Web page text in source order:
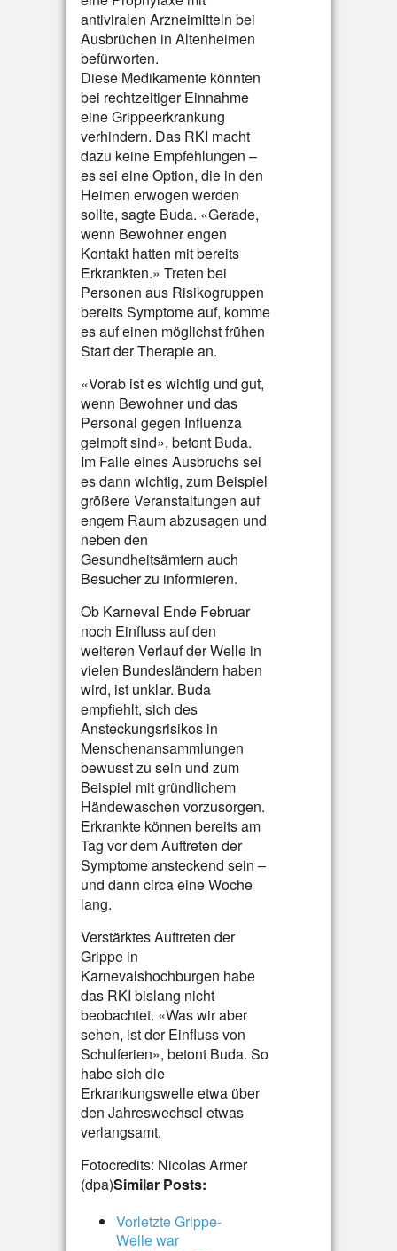
antiviralen Arzneimitteln bei
Ausbrüchen in Altenheimen
befürworten.
Diese Medikamente könnten
bei rechtzeitiger Einnahme
eine Grippeerkrankung
verhindern. Das RKI macht
dazu keine Empfehlungen –
es sei eine Option, die in den
Heimen erwogen werden
sollte, sagte Buda. «Gerade,
wenn Bewohner engen
Kontakt hatten mit bereits
Erkrankten.» Treten bei
Personen aus Risikogruppen
bereits Symptome auf, komme
es auf einen möglichst frühen
Start der Therapie an.
«Vorab ist es wichtig und gut,
wenn Bewohner und das
Personal gegen Influenza
geimpft sind», betont Buda.
Im Falle eines Ausbruchs sei
es dann wichtig, zum Beispiel
größere Veranstaltungen auf
engem Raum abzusagen und
neben den
Gesundheitsämtern auch
Besucher zu informieren.
Ob Karneval Ende Februar
noch Einfluss auf den
weiteren Verlauf der Welle in
vielen Bundesländern haben
wird, ist unklar. Buda
empfiehlt, sich des
Ansteckungsrisikos in
Menschenansammlungen
bewusst zu sein und zum
Beispiel mit gründlichem
Händewaschen vorzusorgen.
Erkrankte können bereits am
Tag vor dem Auftreten der
Symptome ansteckend sein –
und dann circa eine Woche
lang.
Verstärktes Auftreten der
Grippe in
Karnevalshochburgen habe
das RKI bislang nicht
beobachtet. «Was wir aber
sehen, ist der Einfluss von
Schulferien», betont Buda. So
habe sich die
Erkrankungswelle etwa über
den Jahreswechsel etwas
verlangsamt.
Fotocredits: Nicolas Armer
(dpa)Similar Posts:
Vorletzte Grippe-
Welle war